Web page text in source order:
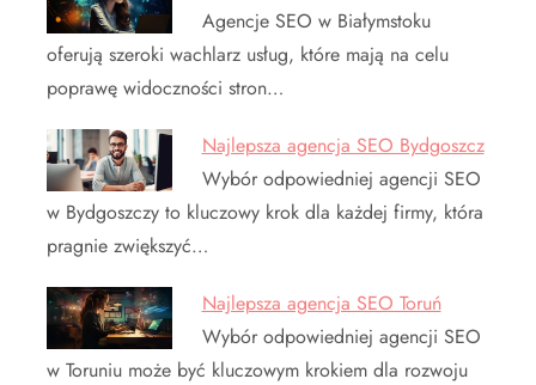
Agencje SEO w Białymstoku
oferują szeroki wachlarz usług, które mają na celu
poprawę widoczności stron…
Najlepsza agencja SEO Bydgoszcz
Wybór odpowiedniej agencji SEO
w Bydgoszczy to kluczowy krok dla każdej firmy, która
pragnie zwiększyć…
Najlepsza agencja SEO Toruń
Wybór odpowiedniej agencji SEO
w Toruniu może być kluczowym krokiem dla rozwoju